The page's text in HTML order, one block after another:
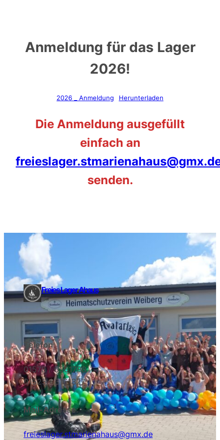
Anmeldung für das Lager
2026!
2026 _ Anmeldung Herunterladen
Die Anmeldung ausgefüllt
einfach an
senden.
Freies Lager Ahaus
Telefon:
01578 / 6561798
01525 / 3161327
Mail-Adresse:
freieslager.stmarienahaus@gmx.de